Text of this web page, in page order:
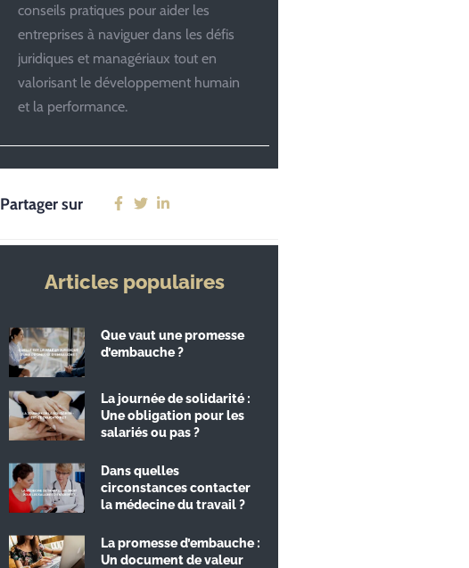
conseils pratiques pour aider les
entreprises à naviguer dans les défis
juridiques et managériaux tout en
valorisant le développement humain
et la performance.
Partager sur
Articles populaires
Que vaut une promesse
d’embauche ?
La journée de solidarité :
Une obligation pour les
salariés ou pas ?
Dans quelles
circonstances contacter
la médecine du travail ?
La promesse d’embauche :
Un document de valeur